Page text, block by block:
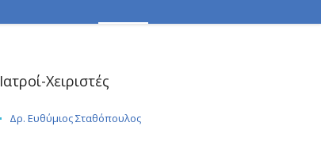
Ιατροί-Χειριστές
Δρ. Ευθύμιος Σταθόπουλος